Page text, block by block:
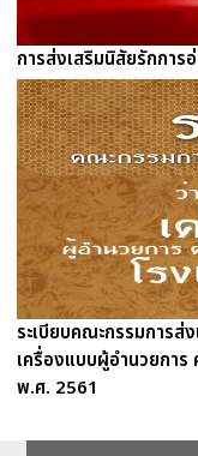
การส่งเสริมนิสัยรักการ
ระเบียบคณะกรรมการส่
เครื่องแบบผู้อำนวยการ
พ.ศ. 2561